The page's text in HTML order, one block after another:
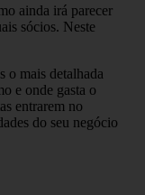
ainda irá parecer
sócios. Neste
o mais detalhada
e onde gasta o
entrarem no
do seu negócio